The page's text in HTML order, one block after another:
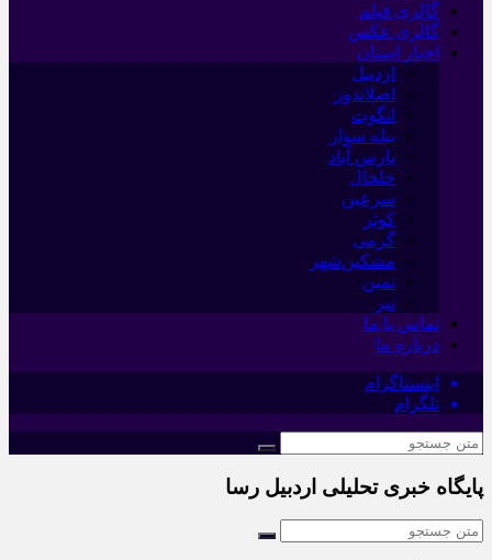
گالری فیلم
گالری عکس
اخبار استان
اردبیل
اصلاندوز
انگوت
بیله سوار
پارس آباد
خلخال
سرعین
کوثر
گرمی
مشکین‌شهر
نمین
نیر
تماس با ما
درباره ما
اینستاگرام
تلگرام
پایگاه خبری تحلیلی اردبیل رسا